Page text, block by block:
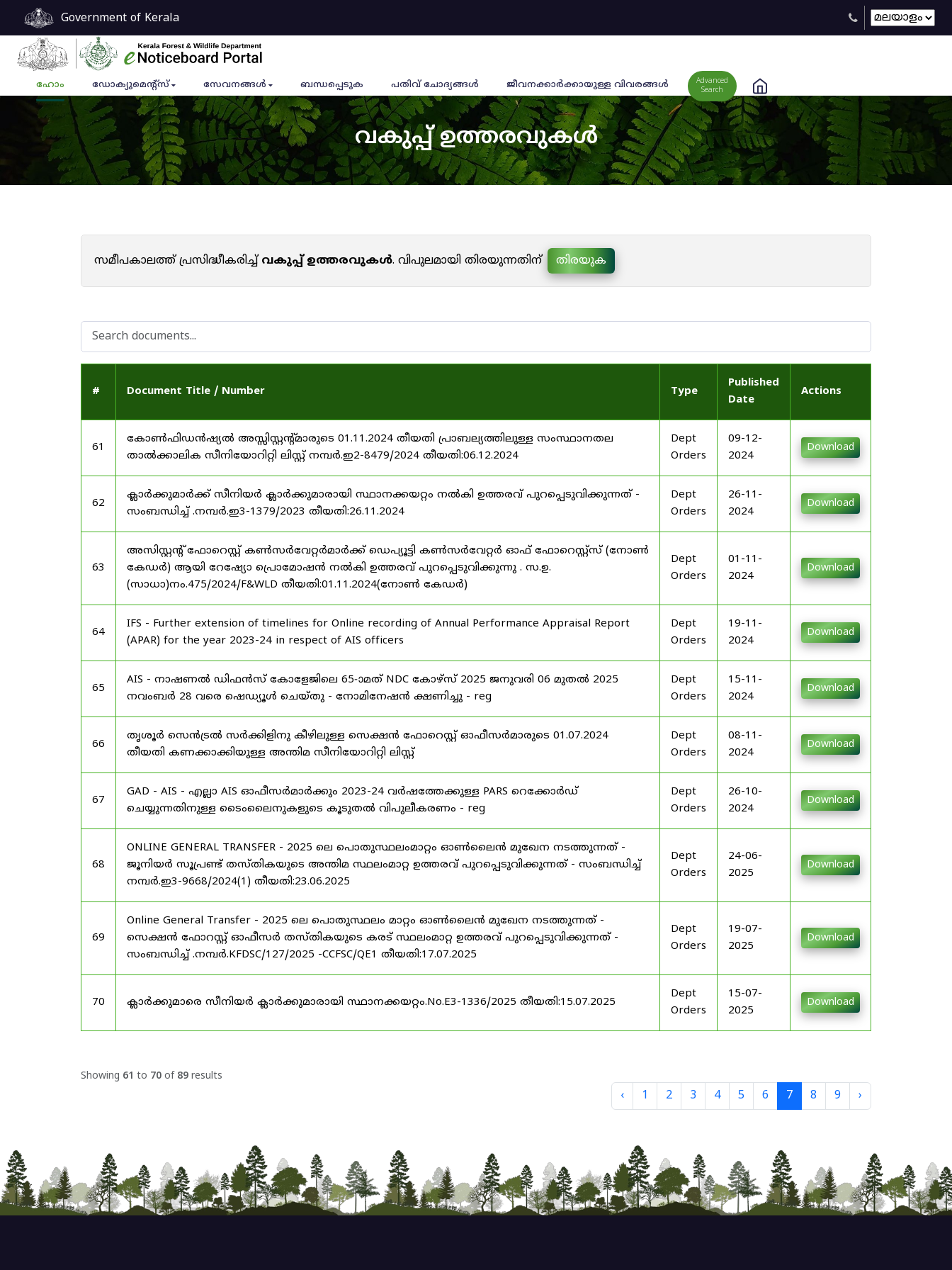
Government of Kerala
ഹോം ഡോക്യുമെൻ്റ്സ് സേവനങ്ങൾ ബന്ധപ്പെടുക പതിവ് ചോദ്യങ്ങൾ ജീവനക്കാര്‍ക്കായുള്ള വിവരങ്ങള്‍
Advanced
Search
വകുപ്പ് ഉത്തരവുകൾ
സമീപകാലത്ത് പ്രസിദ്ധീകരിച്ച്വകുപ്പ് ഉത്തരവുകൾ. വിപുലമായി തിരയുന്നതിന് തിരയുക
# Document Title / Number Type
Published
Date
Actions
61
കോൺഫിഡൻഷ്യൽ അസ്സിസ്റ്റന്റ്മാരുടെ 01.11.2024 തീയതി പ്രാബല്യത്തിലുള്ള സംസ്ഥാനതല
താൽക്കാലിക സീനിയോറിറ്റി ലിസ്റ്റ് നമ്പർ.ഇ2-8479/2024 തീയതി:06.12.2024
Dept
Orders
09-12-
2024
Download
62
ക്ലാർക്കുമാർക്ക് സീനിയർ ക്ലാർക്കുമാരായി സ്ഥാനക്കയറ്റം നൽകി ഉത്തരവ് പുറപ്പെടുവിക്കുന്നത് -
സംബന്ധിച്ച് .നമ്പർ.ഇ3-1379/2023 തീയതി:26.11.2024
Dept
Orders
26-11-
2024
Download
63
അസിസ്റ്റന്റ് ഫോറെസ്റ്റ് കൺസർവേറ്റർമാർക്ക് ഡെപ്യൂട്ടി കൺസർവേറ്റർ ഓഫ് ഫോറെസ്റ്റ്സ് (നോൺ
കേഡർ) ആയി റേഷ്യോ പ്രൊമോഷൻ നൽകി ഉത്തരവ് പുറപ്പെടുവിക്കുന്നു . സ.ഉ.
(സാധാ)നം.475/2024/F&WLD തീയതി:01.11.2024(നോൺ കേഡർ)
Dept
Orders
01-11-
2024
Download
64
IFS - Further extension of timelines for Online recording of Annual Performance Appraisal Report
(APAR) for the year 2023-24 in respect of AIS officers
Dept
Orders
19-11-
2024
Download
65
AIS - നാഷണൽ ഡിഫൻസ് കോളേജിലെ 65-ാമത് NDC കോഴ്‌സ് 2025 ജനുവരി 06 മുതൽ 2025
നവംബർ 28 വരെ ഷെഡ്യൂൾ ചെയ്‌തു - നോമിനേഷൻ ക്ഷണിച്ചു - reg
Dept
Orders
15-11-
2024
Download
66
തൃശൂർ സെൻട്രൽ സർക്കിളിനു കീഴിലുള്ള സെക്ഷൻ ഫോറെസ്റ്റ് ഓഫീസർമാരുടെ 01.07.2024
തീയതി കണക്കാക്കിയുള്ള അന്തിമ സീനിയോറിറ്റി ലിസ്റ്റ്
Dept
Orders
08-11-
2024
Download
67
GAD - AIS - എല്ലാ AIS ഓഫീസർമാർക്കും 2023-24 വർഷത്തേക്കുള്ള PARS റെക്കോർഡ്
ചെയ്യുന്നതിനുള്ള ടൈംലൈനുകളുടെ കൂടുതൽ വിപുലീകരണം - reg
Dept
Orders
26-10-
2024
Download
68
ONLINE GENERAL TRANSFER - 2025 ലെ പൊതുസ്ഥലംമാറ്റം ഓൺലൈൻ മുഖേന നടത്തുന്നത് -
ജൂനിയർ സൂപ്രണ്ട് തസ്തികയുടെ അന്തിമ സ്ഥലംമാറ്റ ഉത്തരവ് പുറപ്പെടുവിക്കുന്നത് - സംബന്ധിച്ച്
നമ്പർ.ഇ3-9668/2024(1) തീയതി:23.06.2025
Dept
Orders
24-06-
2025
Download
69
Online General Transfer - 2025 ലെ പൊതുസ്ഥലം മാറ്റം ഓൺലൈൻ മുഖേന നടത്തുന്നത് -
സെക്ഷൻ ഫോറസ്റ്റ് ഓഫീസർ തസ്തികയുടെ കരട് സ്ഥലംമാറ്റ ഉത്തരവ് പുറപ്പെടുവിക്കുന്നത് -
സംബന്ധിച്ച് .നമ്പർ.KFDSC/127/2025 -CCFSC/QE1 തീയതി:17.07.2025
Dept
Orders
19-07-
2025
Download
70 ക്ലാർക്കുമാരെ സീനിയർ ക്ലാർക്കുമാരായി സ്ഥാനക്കയറ്റം.No.E3-1336/2025 തീയതി:15.07.2025
Dept
Orders
15-07-
2025
Download
Showing 61 to 70 of 89 results
‹ 1 2 3 4 5 6 7 8 9 ›